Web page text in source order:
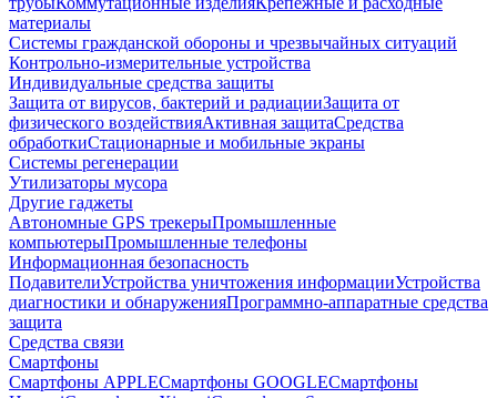
материалы
Системы гражданской обороны и чрезвычайных ситуаций
Контрольно-измерительные устройства
Индивидуальные средства защиты
Защита от вирусов, бактерий и радиацииЗащита от
физического воздействияАктивная защитаСредства
обработкиСтационарные и мобильные экраны
Системы регенерации
Утилизаторы мусора
Другие гаджеты
Автономные GPS трекерыПромышленные
компьютерыПромышленные телефоны
Информационная безопасность
ПодавителиУстройства уничтожения информацииУстройства
диагностики и обнаруженияПрограммно-аппаратные средства
защита
Средства связи
Смартфоны
Смартфоны APPLEСмартфоны GOOGLEСмартфоны